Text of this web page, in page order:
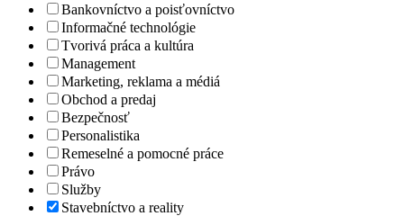
Bankovníctvo a poisťovníctvo
Informačné technológie
Tvorivá práca a kultúra
Management
Marketing, reklama a médiá
Obchod a predaj
Bezpečnosť
Personalistika
Remeselné a pomocné práce
Právo
Služby
Stavebníctvo a reality